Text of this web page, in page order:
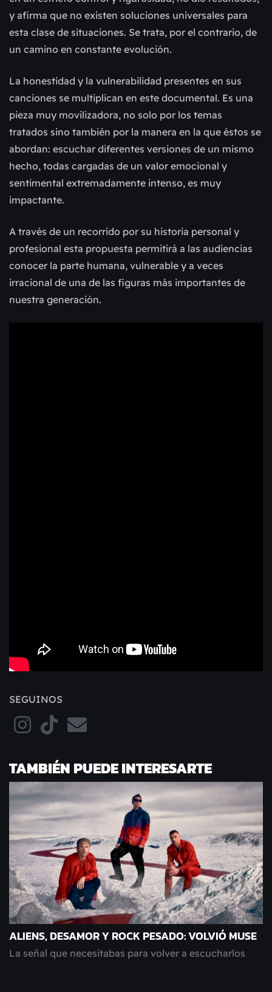
y afirma que no existen soluciones universales para
esta clase de situaciones. Se trata, por el contrario, de
un camino en constante evolución.
La honestidad y la vulnerabilidad presentes en sus
canciones se multiplican en este documental. Es una
pieza muy movilizadora, no solo por los temas
tratados sino también por la manera en la que éstos se
abordan: escuchar diferentes versiones de un mismo
hecho, todas cargadas de un valor emocional y
sentimental extremadamente intenso, es muy
impactante.
A través de un recorrido por su historia personal y
profesional esta propuesta permitirá a las audiencias
conocer la parte humana, vulnerable y a veces
irracional de una de las figuras más importantes de
nuestra generación.
SEGUINOS
TAMBIÉN PUEDE INTERESARTE
ALIENS, DESAMOR Y ROCK PESADO: VOLVIÓ MUSE
La señal que necesitabas para volver a escucharlos